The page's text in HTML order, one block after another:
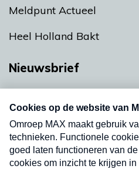
Meldpunt Actueel
Heel Holland Bakt
Nieuwsbrief
Neem hier een gratis
nieuwsbrief. Elke vrijdag-
uw mailbox.